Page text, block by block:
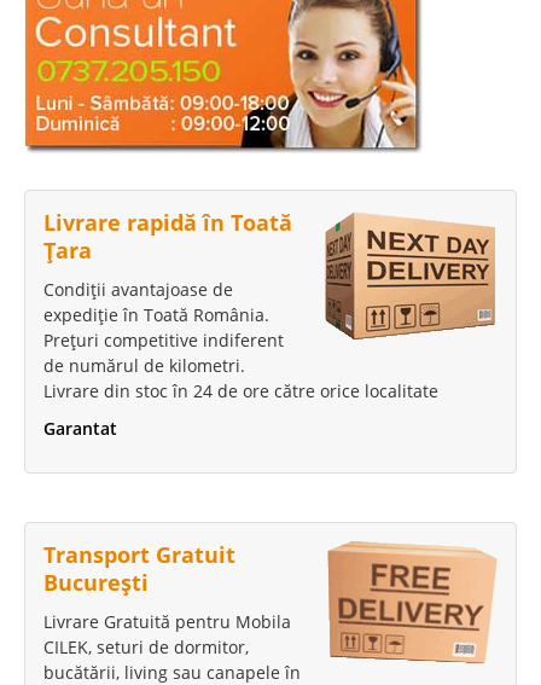
Livrare rapidă în Toată
Țara
Condiții avantajoase de
expediție în Toată România.
Prețuri competitive indiferent
de numărul de kilometri.
Livrare din stoc în 24 de ore către orice localitate
Garantat
Transport Gratuit
București
Livrare Gratuită pentru Mobila
CILEK, seturi de dormitor,
bucătării, living sau canapele în